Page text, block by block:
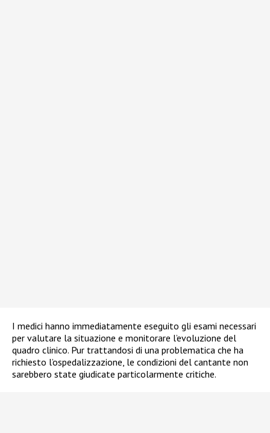
I medici hanno immediatamente eseguito gli esami necessari
per valutare la situazione e monitorare l’evoluzione del
quadro clinico. Pur trattandosi di una problematica che ha
richiesto l’ospedalizzazione, le condizioni del cantante non
sarebbero state giudicate particolarmente critiche.